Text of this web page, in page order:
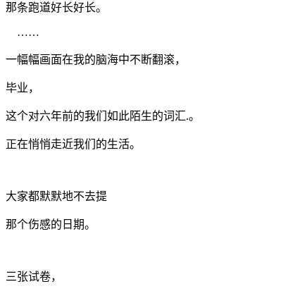
那条跑道好长好长。
……
一幅幅画面在我的脑海中不断翻滚，
毕业，
这个对六年前的我们如此陌生的词汇.。
正在悄悄走近我们的生活。
大家都默默地不去提
那个伤感的日期。
三张试卷，